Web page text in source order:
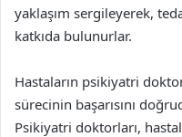
yaklaşım sergileyerek,
katkıda bulunurlar.
Hastaların psikiyatri
sürecinin başarısını
Psikiyatri doktorları,